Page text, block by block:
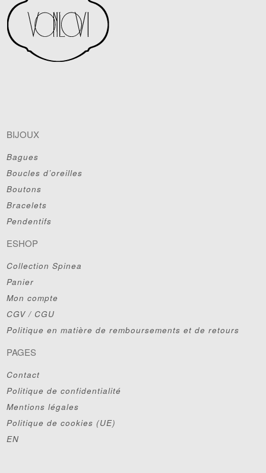
BIJOUX
Bagues
Boucles d’oreilles
Boutons
Bracelets
Pendentifs
ESHOP
Collection Spinea
Panier
Mon compte
CGV / CGU
Politique en matière de remboursements et de retours
PAGES
Contact
Politique de confidentialité
Mentions légales
Politique de cookies (UE)
EN